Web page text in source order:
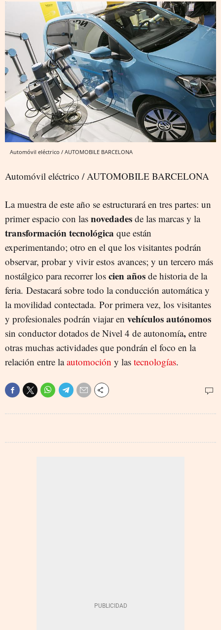
Automóvil eléctrico / AUTOMOBILE BARCELONA
Automóvil eléctrico / AUTOMOBILE BARCELONA
La muestra de este año se estructurará en tres partes: un
primer espacio con las novedades de las marcas y la
transformación tecnológica que están
experimentando; otro en el que los visitantes podrán
observar, probar y vivir estos avances; y un tercero más
nostálgico para recorrer los cien años de historia de la
feria. Destacará sobre todo la conducción automática y
la movilidad contectada. Por primera vez, los visitantes
y profesionales podrán viajar en vehículos autónomos
sin conductor dotados de Nivel 4 de autonomía, entre
otras muchas actividades que pondrán el foco en la
relación entre laautomoción y las tecnologías.